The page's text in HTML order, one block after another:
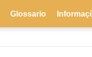
Glossario